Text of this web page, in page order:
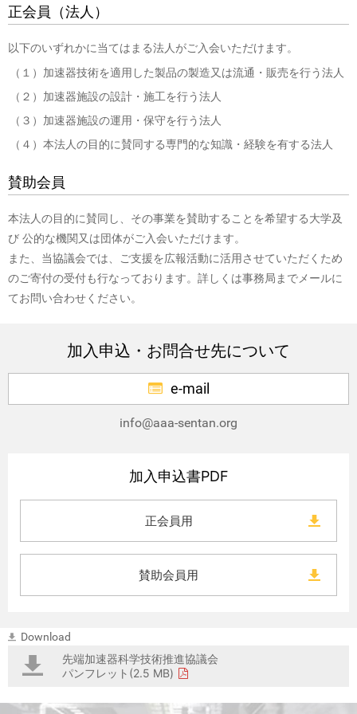
正会員（法人）
以下のいずれかに当てはまる法人がご入会いただけます。
（１）加速器技術を適用した製品の製造又は流通・販売を行う法人
（２）加速器施設の設計・施工を行う法人
（３）加速器施設の運用・保守を行う法人
（４）本法人の目的に賛同する専門的な知識・経験を有する法人
賛助会員
本法人の目的に賛同し、その事業を賛助することを希望する大学及
び 公的な機関又は団体がご入会いただけます。
また、当協議会では、ご支援を広報活動に活用させていただくため
のご寄付の受付も行なっております。詳しくは事務局までメールに
てお問い合わせください。
加入申込・お問合せ先について
e-mail
info@aaa-sentan.org
加入申込書PDF
正会員用
賛助会員用
Download
先端加速器科学技術推進協議会
パンフレット(2.5 MB)